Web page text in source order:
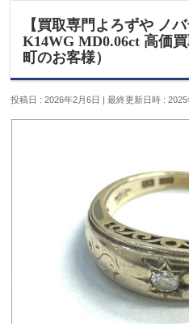
【買取専門よろずや ノ
K14WG MD0.06ct 高価
町のお客様）
投稿日 : 2026年2月6日 最終更新日時 : 2025